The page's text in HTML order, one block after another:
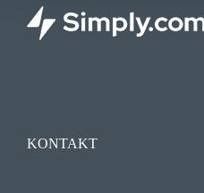
KONTAKT